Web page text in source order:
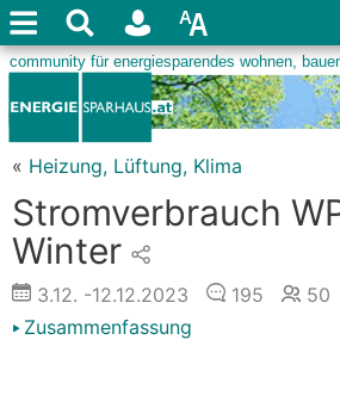
« Heizung, Lüftung, Klima
Stromverbrauch
Winter
3.12. -12.12.2023 195 50
Zusammenfassung